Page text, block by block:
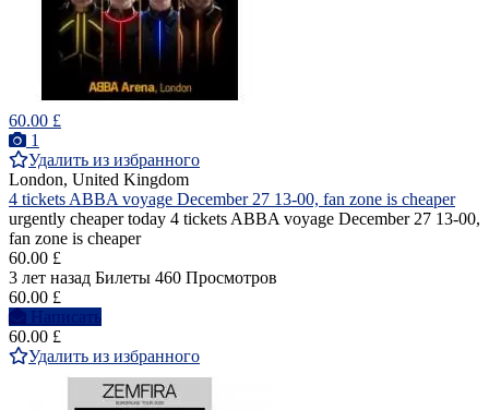
60.00 £
1
Удалить из избранного
London, United Kingdom
4 tickets ABBA voyage December 27 13-00, fan zone is cheaper
urgently cheaper today 4 tickets ABBA voyage December 27 13-00,
fan zone is cheaper
60.00 £
3 лет назад Билеты 460 Просмотров
60.00 £
Написать
60.00 £
Удалить из избранного